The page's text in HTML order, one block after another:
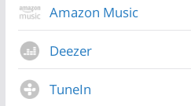
Amazon Music
Deezer
TuneIn